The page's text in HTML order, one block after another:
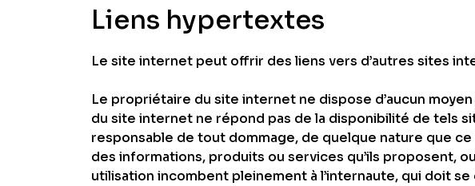
Liens hypertextes
Le site internet peut offrir des liens vers d’autres sites
Le propriétaire du site internet ne dispose d’aucun
du site internet ne répond pas de la disponibilité de tels
responsable de tout dommage, de quelque nature que
des informations, produits ou services qu’ils proposent,
utilisation incombent pleinement à l’internaute, qui doit